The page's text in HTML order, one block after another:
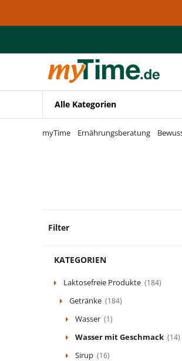
Zur Navigation springen
Alle Kategorien
myTime Ernährungsberatung
Filter
KATEGORIEN
Laktosefreie Produkte (184)
Getränke (184)
Wasser (1)
Wasser mit Geschmack (14)
Sirup (16)